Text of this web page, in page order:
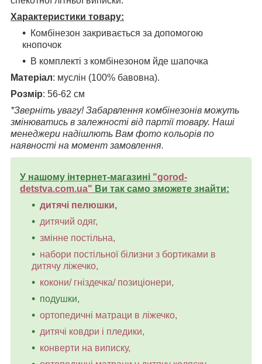
Характеристики товару:
Комбінезон закривається за допомогою
кнопочок
В комплекті з комбінезоном йде шапочка
Матеріал: муслін (100% бавовна).
Розмір: 56-62 см
*Зверніть увагу! Забарвлення комбінезонів можуть
змінюватись в залежності від партії товару. Наші
менеджери надішлють Вам фото кольорів по
наявності на момент замовлення.
У нашому інтернет-магазині "gorod-
detstva.com.ua" Ви так само зможете знайти:
дитячі пелюшки,
дитячий одяг,
змінне постільна,
набори постільної білизни з бортиками в
дитячу ліжечко,
кокони/ гніздечка/ позиціонери,
подушки,
ортопедичні матраци в ліжечко,
дитячі ковдри і пледики,
конверти на виписку,